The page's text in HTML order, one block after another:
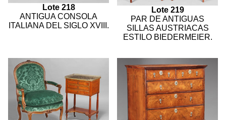
Lote 218
ANTIGUA CONSOLA
ITALIANA DEL SIGLO XVIII.
Lote 219
PAR DE ANTIGUAS
SILLAS AUSTRIACAS
ESTILO BIEDERMEIER.